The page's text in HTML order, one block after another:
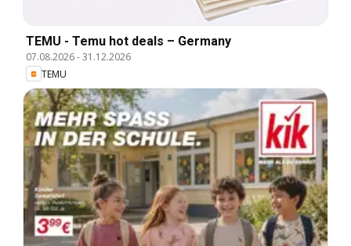
TEMU - Temu hot deals – Germany
07.08.2026-31.12.2026
TEMU